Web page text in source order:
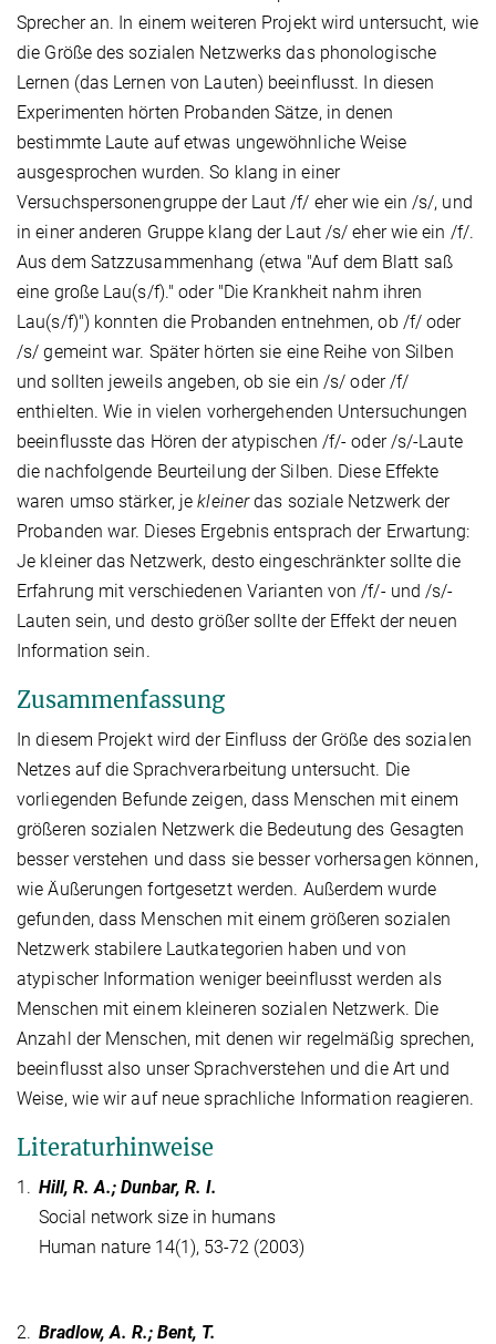
Sprecher an. In einem weiteren Projekt wird untersucht, wie
die Größe des sozialen Netzwerks das phonologische
Lernen (das Lernen von Lauten) beeinflusst. In diesen
Experimenten hörten Probanden Sätze, in denen
bestimmte Laute auf etwas ungewöhnliche Weise
ausgesprochen wurden. So klang in einer
Versuchspersonengruppe der Laut /f/ eher wie ein /s/, und
in einer anderen Gruppe klang der Laut /s/ eher wie ein /f/.
Aus dem Satzzusammenhang (etwa "Auf dem Blatt saß
eine große Lau(s/f)." oder "Die Krankheit nahm ihren
Lau(s/f)") konnten die Probanden entnehmen, ob /f/ oder
/s/ gemeint war. Später hörten sie eine Reihe von Silben
und sollten jeweils angeben, ob sie ein /s/ oder /f/
enthielten. Wie in vielen vorhergehenden Untersuchungen
beeinflusste das Hören der atypischen /f/- oder /s/-Laute
die nachfolgende Beurteilung der Silben. Diese Effekte
waren umso stärker, jekleinerdas soziale Netzwerk der
Probanden war. Dieses Ergebnis entsprach der Erwartung:
Je kleiner das Netzwerk, desto eingeschränkter sollte die
Erfahrung mit verschiedenen Varianten von /f/- und /s/-
Lauten sein, und desto größer sollte der Effekt der neuen
Information sein.
Zusammenfassung
In diesem Projekt wird der Einfluss der Größe des sozialen
Netzes auf die Sprachverarbeitung untersucht. Die
vorliegenden Befunde zeigen, dass Menschen mit einem
größeren sozialen Netzwerk die Bedeutung des Gesagten
besser verstehen und dass sie besser vorhersagen können,
wie Äußerungen fortgesetzt werden. Außerdem wurde
gefunden, dass Menschen mit einem größeren sozialen
Netzwerk stabilere Lautkategorien haben und von
atypischer Information weniger beeinflusst werden als
Menschen mit einem kleineren sozialen Netzwerk. Die
Anzahl der Menschen, mit denen wir regelmäßig sprechen,
beeinflusst also unser Sprachverstehen und die Art und
Weise, wie wir auf neue sprachliche Information reagieren.
Literaturhinweise
1. Hill, R. A.; Dunbar, R. I.
Social network size in humans
Human nature 14(1), 53-72 (2003)
2. Bradlow, A. R.; Bent, T.